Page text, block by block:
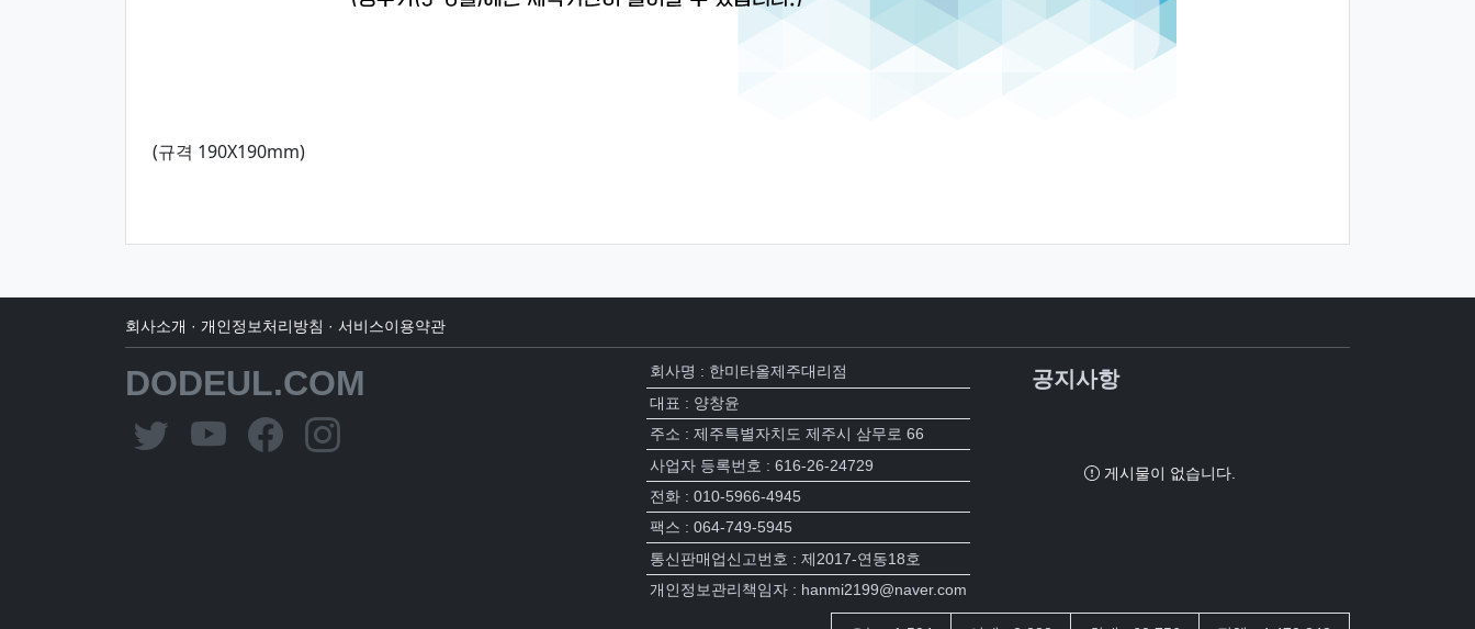
(규격 190X190mm)
회사소개 · 개인정보처리방침 · 서비스이용약관
DODEUL.COM
회사명 : 한미타올제주대리점
대표 : 양창윤
주소 : 제주특별자치도 제주시 삼무로 66
사업자 등록번호 : 616-26-24729
전화 : 010-5966-4945
팩스 : 064-749-5945
통신판매업신고번호 : 제2017-연동18호
개인정보관리책임자 : hanmi2199@naver.com
공지사항
게시물이 없습니다.